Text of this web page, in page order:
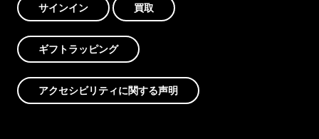
サインイン 買取
ギフトラッピング
アクセシビリティに関する声明